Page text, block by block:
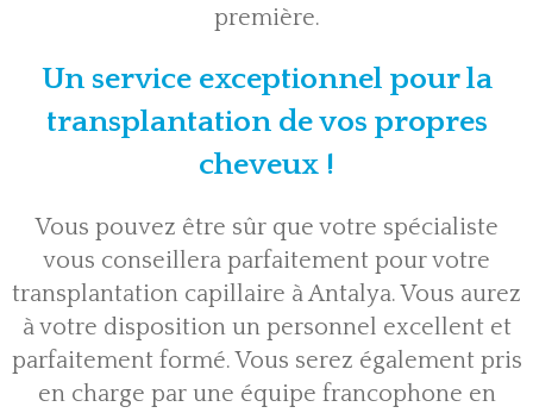
première.
Un service exceptionnel pour la
transplantation de vos propres
cheveux !
Vous pouvez être sûr que votre spécialiste
vous conseillera parfaitement pour votre
transplantation capillaire à Antalya. Vous aurez
à votre disposition un personnel excellent et
parfaitement formé. Vous serez également pris
en charge par une équipe francophone en